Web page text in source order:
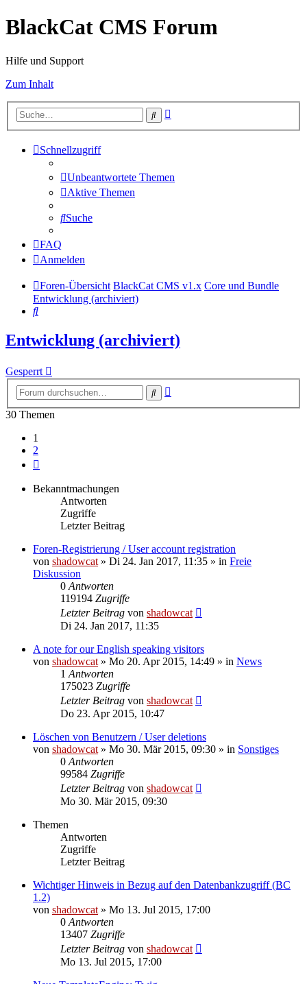
BlackCat CMS Forum
Hilfe und Support
Zum Inhalt
Suche
Schnellzugriff
Unbeantwortete Themen
Aktive Themen
Suche
FAQ
Anmelden
Foren-Übersicht BlackCat CMS v1.x Core und Bundle
Entwicklung (archiviert)
Suche
Entwicklung (archiviert)
Gesperrt
Suche
30 Themen
1
2
Bekanntmachungen
Antworten
Zugriffe
Letzter Beitrag
Foren-Registrierung / User account registration
von shadowcat » Di 24. Jan 2017, 11:35 » in Freie
Diskussion
0 Antworten
119194 Zugriffe
Letzter Beitrag von shadowcat
Di 24. Jan 2017, 11:35
A note for our English speaking visitors
von shadowcat » Mo 20. Apr 2015, 14:49 » in News
1 Antworten
175023 Zugriffe
Letzter Beitrag von shadowcat
Do 23. Apr 2015, 10:47
Löschen von Benutzern / User deletions
von shadowcat » Mo 30. Mär 2015, 09:30 » in Sonstiges
0 Antworten
99584 Zugriffe
Letzter Beitrag von shadowcat
Mo 30. Mär 2015, 09:30
Themen
Antworten
Zugriffe
Letzter Beitrag
Wichtiger Hinweis in Bezug auf den Datenbankzugriff (BC
1.2)
von shadowcat » Mo 13. Jul 2015, 17:00
0 Antworten
13407 Zugriffe
Letzter Beitrag von shadowcat
Mo 13. Jul 2015, 17:00